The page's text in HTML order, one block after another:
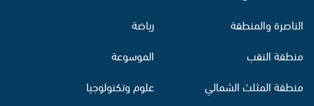
الناصرة والمنطقة
منطقة النقب
منطقة المثلث الشمالي
رياضة
الموسوعة
علوم وتكنولوجيا